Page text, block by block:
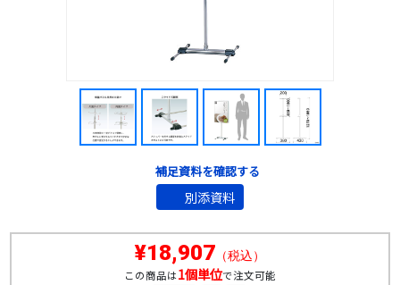
¥18,907 （税込）
この商品は1個単位で注文可能
補足資料を確認する
別添資料